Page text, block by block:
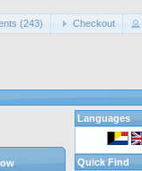
(243) Checkout
Languages
Quick Find